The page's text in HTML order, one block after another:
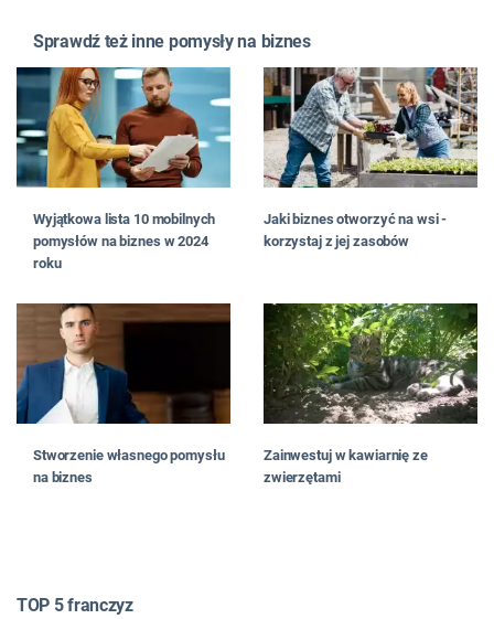
Sprawdź też inne pomysły na biznes
Wyjątkowa lista 10 mobilnych
pomysłów na biznes w 2024
roku
Jaki biznes otworzyć na wsi -
korzystaj z jej zasobów
Stworzenie własnego pomysłu
na biznes
Zainwestuj w kawiarnię ze
zwierzętami
TOP 5 franczyz